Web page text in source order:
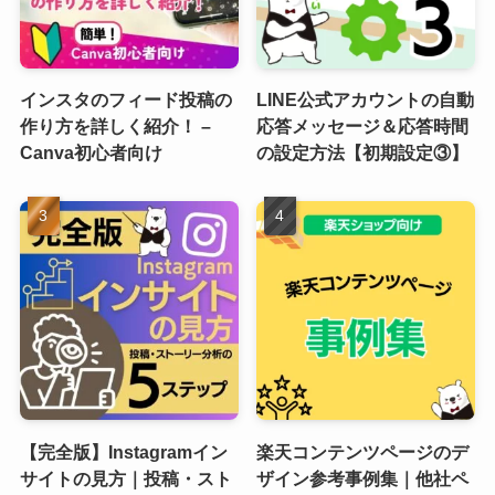
インスタのフィード投稿の
作り方を詳しく紹介！ –
Canva初心者向け
LINE公式アカウントの自動
応答メッセージ＆応答時間
の設定方法【初期設定③】
【完全版】Instagramイン
サイトの見方｜投稿・スト
楽天コンテンツページのデ
ザイン参考事例集｜他社ペ